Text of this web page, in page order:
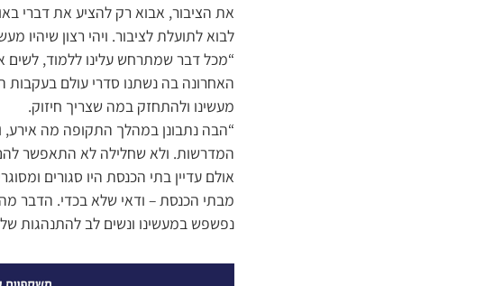
את הציבור, אבוא רק להציע את דברי
לבוא לתועלת לציבור. ויהי רצון שיהיו
“מכל דבר שמתרחש עלינו ללמוד, לשים
האחרונה בה נשתנו סדרי עולם בעקבות
מעשינו ולהתחזק במה שצריך חיזוק.
“הבה נתבונן במהלך התקופה מה אירע,
המדרשות. ולא שחלילה לא התאפשר להם
אולם עדיין בתי הכנסת היו סגורים
מבתי הכנסת – ודאי שלא בכדי. הדבר
נפשפש במעשינו ונשים לב להתנהגות